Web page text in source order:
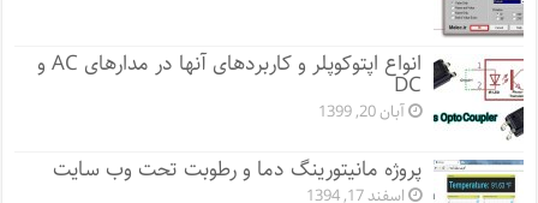
انواع اپتوکوپلر و کاربردهای آنها در مدارهای AC و
DC
آبان 20, 1399
پروژه مانيتورينگ دما و رطوبت تحت وب سایت
اسفند 17, 1394